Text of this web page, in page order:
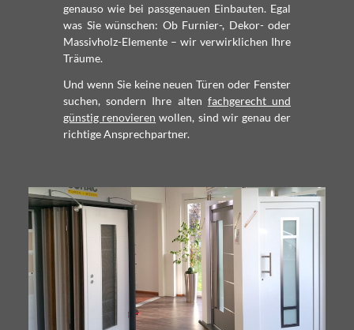
genauso wie bei passgenauen Einbauten. Egal
was Sie wünschen: Ob Furnier-, Dekor- oder
Massivholz-Elemente – wir verwirklichen Ihre
Träume.
Und wenn Sie keine neuen Türen oder Fenster
suchen, sondern Ihre alten fachgerecht und
günstig renovieren wollen, sind wir genau der
richtige Ansprechpartner.